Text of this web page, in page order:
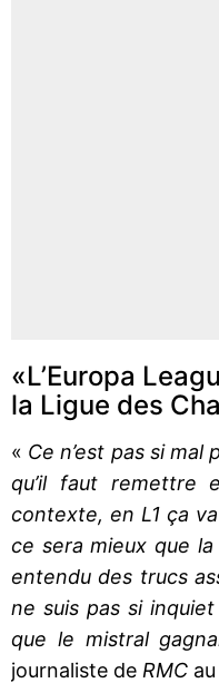
«L’Europa
la Ligue des
« Ce n’est pas si
qu’il faut remettre
contexte, en L1 ça
ce sera mieux que
entendu des trucs
ne suis pas si
que le mistral
journaliste de RMC